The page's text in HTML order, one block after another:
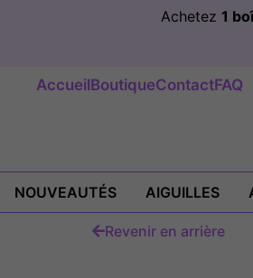
Achetez 1
AccueilBoutiqueContactFAQ
NOUVEAUTÉS AIGUILLES
Revenir en arrière